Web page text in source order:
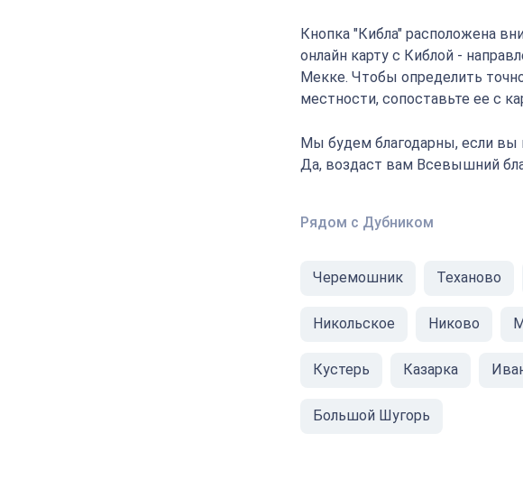
Кнопка "Кибла" расположена
онлайн карту с Киблой -
Мекке. Чтобы определить
местности, сопоставьте ее с
Мы будем благодарны, если вы
Да, воздаст вам Всевышний
Рядом с Дубником
Черемошник Теханово
Никольское Никово
Кустерь Казарка
Большой Шугорь